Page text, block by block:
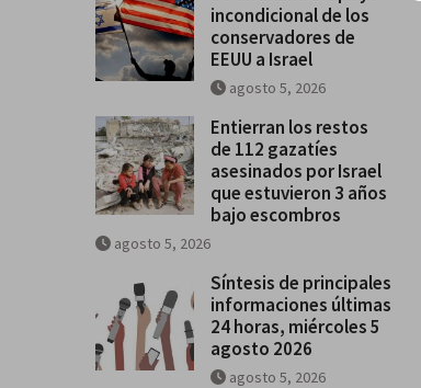
Se difumina el apoyo
los conservadores de
incondicional de los
conservadores de
EEUU a Israel
agosto 5, 2026
Entierran los restos
de 112 gazatíes
asesinados por Israel
que estuvieron 3 años
bajo escombros
agosto 5, 2026
Síntesis de principales
informaciones últimas
24 horas, miércoles 5
agosto 2026
agosto 5, 2026